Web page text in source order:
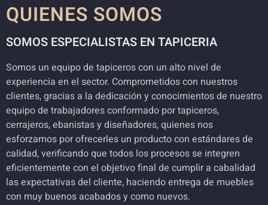
QUIENES SOMOS
SOMOS ESPECIALISTAS EN TAPICERIA
Somos un equipo de tapiceros con un alto nivel de
experiencia en el sector. Comprometidos con nuestros
clientes, gracias a la dedicación y conocimientos de nuestro
equipo de trabajadores conformado por tapiceros,
cerrajeros, ebanistas y diseñadores, quienes nos
esforzamos por ofrecerles un producto con estándares de
calidad, verificando que todos los procesos se integren
eficientemente con el objetivo final de cumplir a cabalidad
las expectativas del cliente, haciendo entrega de muebles
con muy buenos acabados y como nuevos.